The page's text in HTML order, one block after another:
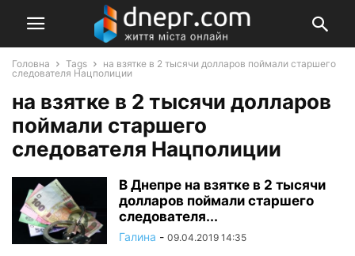
Головна Tags
на взятке в 2 тысячи долларов поймали старшего
следователя Нацполиции
на взятке в 2 тысячи долларов
поймали старшего
следователя Нацполиции
В Днепре на взятке в 2 тысячи
долларов поймали старшего
следователя...
Галина - 09.04.2019 14:35